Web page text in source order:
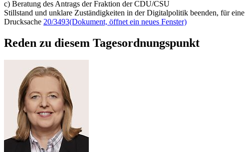
c) Beratung des Antrags der Fraktion der CDU/CSU
Stillstand und unklare Zuständigkeiten in der Digitalpolitik beenden, für
Drucksache 20/3493(Dokument, öffnet ein neues Fenster)
Reden zu diesem Tagesordnungspunkt